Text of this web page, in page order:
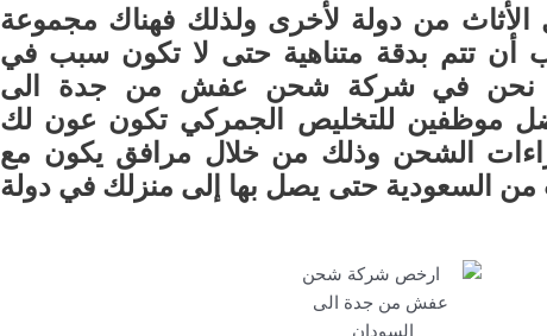
الأثاث من دولة لأخرى ولذلك فهناك مجموعة
أن تتم بدقة متناهية حتى لا تكون سبب في
نحن في شركة شحن عفش من جدة الى
موظفين للتخليص الجمركي تكون عون لك
الشحن وذلك من خلال مرافق يكون مع
من السعودية حتى يصل بها إلى منزلك في دولة